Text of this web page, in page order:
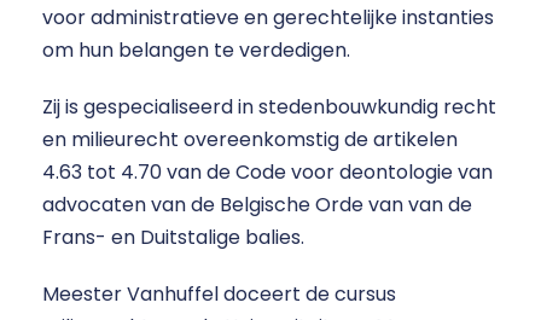
voor administratieve en gerechtelijke instanties
om hun belangen te verdedigen.
Zij is gespecialiseerd in stedenbouwkundig recht
en milieurecht overeenkomstig de artikelen
4.63 tot 4.70 van de Code voor deontologie van
advocaten van de Belgische Orde van van de
Frans- en Duitstalige balies.
Meester Vanhuffel doceert de cursus